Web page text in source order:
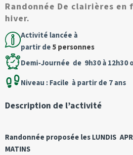
Randonnée De clairières
hiver.
Activité lancée à
partir de5 personnes
Demi-Journée de 9h30 à 12h30
Niveau : Facile à partir de 7 ans
Description de l’activité
Randonnée proposée les LUNDIS
MATINS